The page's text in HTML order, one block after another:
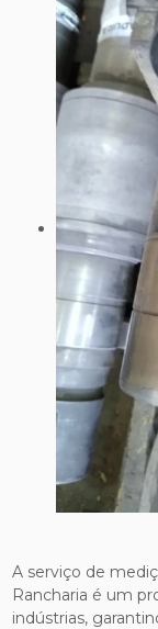
A serviço de
Rancharia é um
indústrias,